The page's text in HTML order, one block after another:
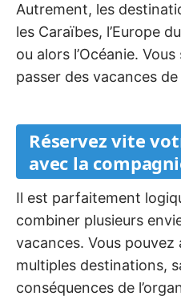
Autrement, les
les Caraïbes, l’Europe
ou alors l’Océanie.
passer des vacances de
Réservez vite
avec la
Il est parfaitement
combiner plusieurs
vacances. Vous
multiples destinations,
conséquences de